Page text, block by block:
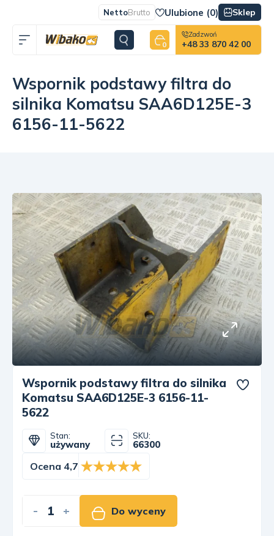
NettoBrutto Ulubione (0) Sklep
0
Zadzwoń
+48 33 870 42 00
Wspornik podstawy filtra do
silnika Komatsu SAA6D125E-3
6156-11-5622
Wspornik podstawy filtra do silnika
Komatsu SAA6D125E-3 6156-11-
5622
Stan:
używany
SKU:
66300
Ocena 4,7
- + Do wyceny